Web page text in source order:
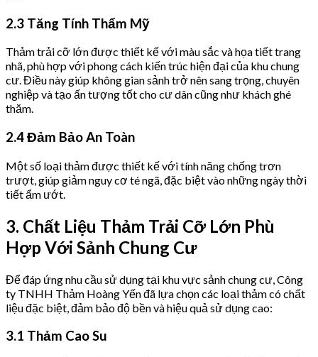
2.3 Tăng Tính Thẩm Mỹ
Thảm trải cỡ lớn được thiết kế với màu sắc và họa tiết trang
nhã, phù hợp với phong cách kiến trúc hiện đại của khu chung
cư. Điều này giúp không gian sảnh trở nên sang trọng, chuyên
nghiệp và tạo ấn tượng tốt cho cư dân cũng như khách ghé
thăm.
2.4 Đảm Bảo An Toàn
Một số loại thảm được thiết kế với tính năng chống trơn
trượt, giúp giảm nguy cơ té ngã, đặc biệt vào những ngày thời
tiết ẩm ướt.
3. Chất Liệu Thảm Trải Cỡ Lớn Phù
Hợp Với Sảnh Chung Cư
Để đáp ứng nhu cầu sử dụng tại khu vực sảnh chung cư, Công
ty TNHH Thảm Hoàng Yến đã lựa chọn các loại thảm có chất
liệu đặc biệt, đảm bảo độ bền và hiệu quả sử dụng cao:
3.1 Thảm Cao Su